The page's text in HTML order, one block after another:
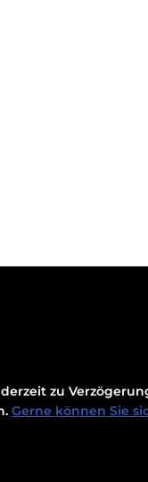
zu
Gerne können Sie